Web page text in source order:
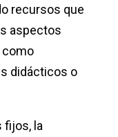
recursos que
aspectos
como
didácticos o
fijos, la